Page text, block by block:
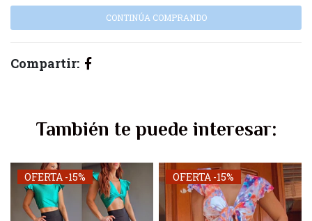
CONTINÚA COMPRANDO
Compartir:
También te puede interesar:
OFERTA -15% OFERTA -15%